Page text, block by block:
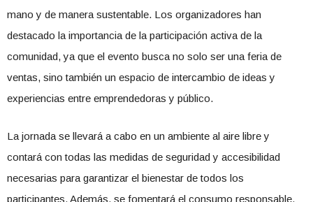
mano y de manera sustentable. Los organizadores han
destacado la importancia de la participación activa de la
comunidad, ya que el evento busca no solo ser una feria de
ventas, sino también un espacio de intercambio de ideas y
experiencias entre emprendedoras y público.
La jornada se llevará a cabo en un ambiente al aire libre y
contará con todas las medidas de seguridad y accesibilidad
necesarias para garantizar el bienestar de todos los
participantes. Además, se fomentará el consumo responsable,